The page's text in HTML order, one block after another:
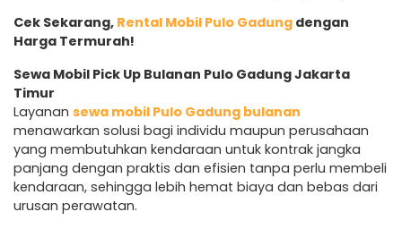
Cek Sekarang, Rental Mobil Pulo Gadung dengan
Harga Termurah!
Sewa Mobil Pick Up Bulanan Pulo Gadung Jakarta
Timur
Layanan sewa mobil Pulo Gadung bulanan
menawarkan solusi bagi individu maupun perusahaan
yang membutuhkan kendaraan untuk kontrak jangka
panjang dengan praktis dan efisien tanpa perlu membeli
kendaraan, sehingga lebih hemat biaya dan bebas dari
urusan perawatan.